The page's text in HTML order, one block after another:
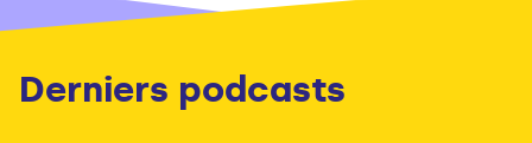
Derniers podcasts